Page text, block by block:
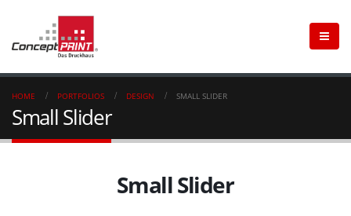
HOME PORTFOLIOS DESIGN SMALL SLIDER
Small Slider
Small Slider